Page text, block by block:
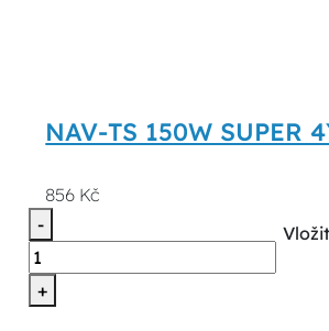
NAV-TS 150W SUPER
856 Kč
-
+